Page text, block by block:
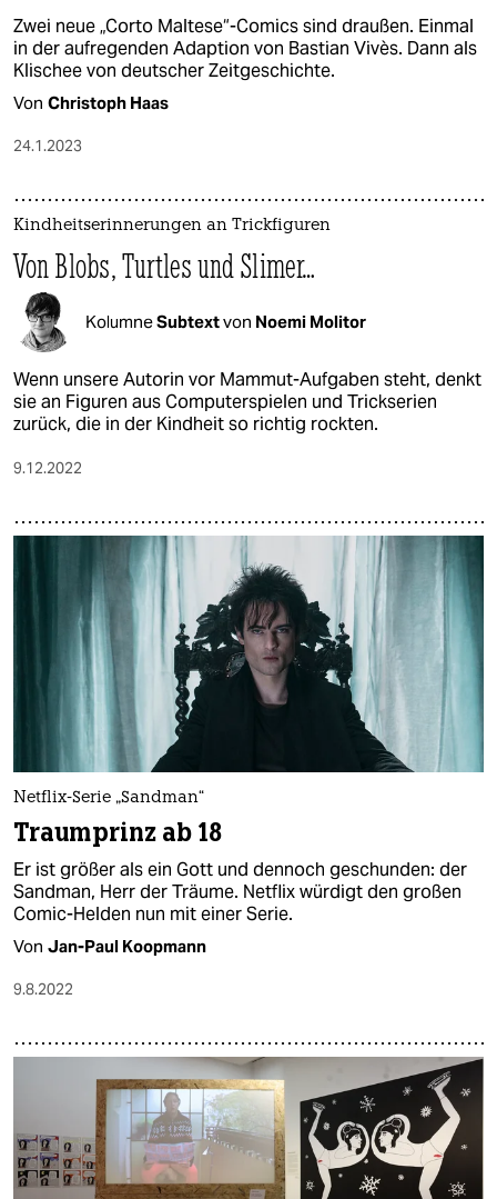
Zwei neue „Corto Maltese“-Comics sind draußen. Einmal
in der aufregenden Adaption von Bastian Vivès. Dann als
Klischee von deutscher Zeitgeschichte.
Von Christoph Haas
24.1.2023
Kindheitserinnerungen an Trickfiguren
Von Blobs, Turtles und Slimer…
KolumneSubtextvon Noemi Molitor
Wenn unsere Autorin vor Mammut-Aufgaben steht, denkt
sie an Figuren aus Computerspielen und Trickserien
zurück, die in der Kindheit so richtig rockten.
9.12.2022
Netflix-Serie „Sandman“
Traumprinz ab 18
Er ist größer als ein Gott und dennoch geschunden: der
Sandman, Herr der Träume. Netflix würdigt den großen
Comic-Helden nun mit einer Serie.
Von Jan-Paul Koopmann
9.8.2022